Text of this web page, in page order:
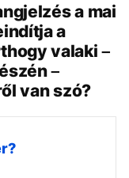
a mai
a
valaki –
–
van szó?